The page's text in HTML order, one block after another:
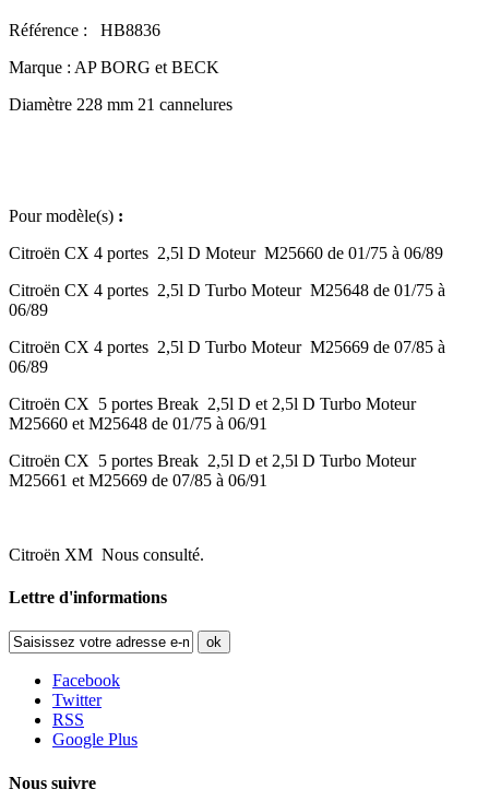
Référence : HB8836
Marque : AP BORG et BECK
Diamètre 228 mm 21 cannelures
Pour modèle(s) :
Citroën CX 4 portes 2,5l D Moteur M25660 de 01/75 à 06/89
Citroën CX 4 portes 2,5l D Turbo Moteur M25648 de 01/75 à
06/89
Citroën CX 4 portes 2,5l D Turbo Moteur M25669 de 07/85 à
06/89
Citroën CX 5 portes Break 2,5l D et 2,5l D Turbo Moteur
M25660 et M25648 de 01/75 à 06/91
Citroën CX 5 portes Break 2,5l D et 2,5l D Turbo Moteur
M25661 et M25669 de 07/85 à 06/91
Citroën XM Nous consulté.
Lettre d'informations
ok
Facebook
Twitter
RSS
Google Plus
Nous suivre